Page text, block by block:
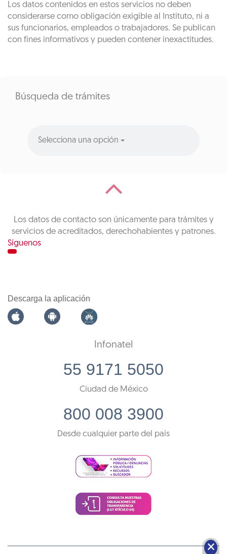
Los datos contenidos en estos servicios no deben
considerarse como obligación exigible al Instituto, ni a
sus funcionarios, empleados o trabajadores. Se publican
con fines informativos y pueden contener inexactitudes.
Búsqueda de trámites
Selecciona una opción
Los datos de contacto son únicamente para trámites y
servicios de acreditados, derechohabientes y patrones.
Síguenos
Descarga la aplicación
Infonatel
55 9171 5050
Ciudad de México
800 008 3900
Desde cualquier parte del país
🗙